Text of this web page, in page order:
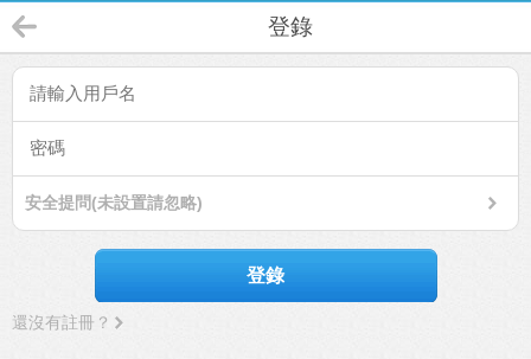
登錄
安全提問(未設置請忽略)
登錄
還沒有註冊？